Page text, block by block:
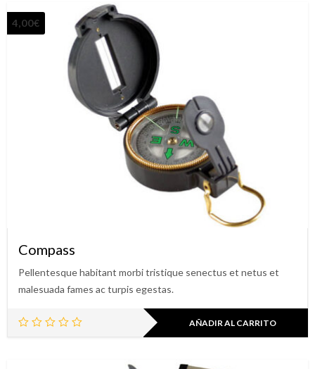
4,00€
Compass
Pellentesque habitant morbi tristique senectus et netus et
malesuada fames ac turpis egestas.
AÑADIR AL CARRITO